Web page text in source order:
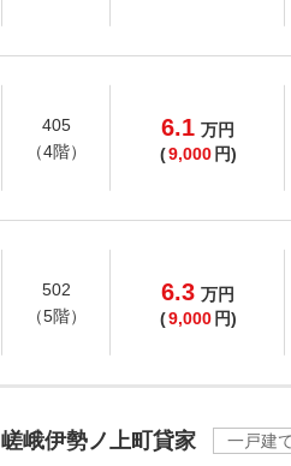
405
（4階）
6.1 万円
(9,000 円)
502
（5階）
6.3 万円
(9,000 円)
嵯峨伊勢ノ上町貸家
一戸建